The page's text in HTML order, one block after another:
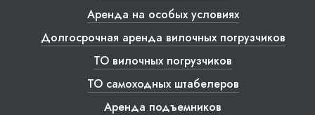
Аренда на особых условиях
Долгосрочная аренда вилочных погрузчиков
ТО вилочных погрузчиков
ТО самоходных штабелеров
Аренда подъемников